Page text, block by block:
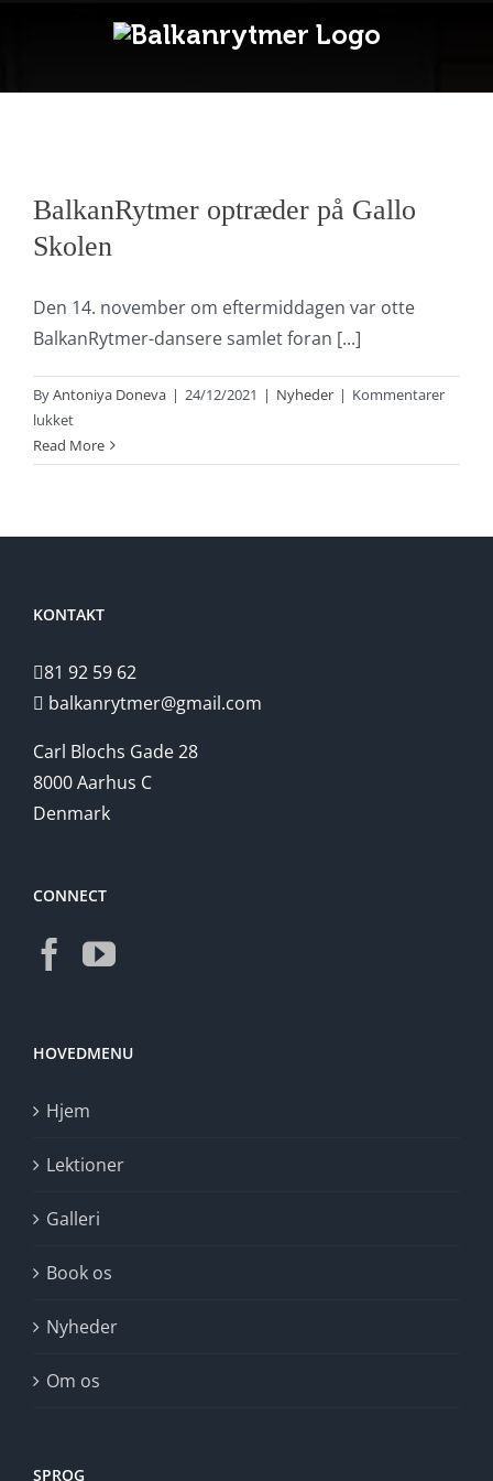
BalkanRytmer optræder på Gallo
Skolen
Den 14. november om eftermiddagen var otte
BalkanRytmer-dansere samlet foran [...]
ByAntoniya Doneva | 24/12/2021 | Nyheder | Kommentarer
lukkettil
BalkanRytmer
optræder
Read More
KONTAKT
81 92 59 62
balkanrytmer@gmail.com
Carl Blochs Gade 28
8000 Aarhus C
Denmark
CONNECT
HOVEDMENU
Hjem
Lektioner
Galleri
Book os
Nyheder
Om os
SPROG